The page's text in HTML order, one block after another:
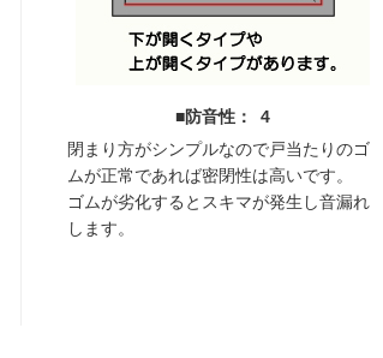
■防音性： 4
閉まり方がシンプルなので戸当たりのゴ
ムが正常であれば密閉性は高いです。
ゴムが劣化するとスキマが発生し音漏れ
します。